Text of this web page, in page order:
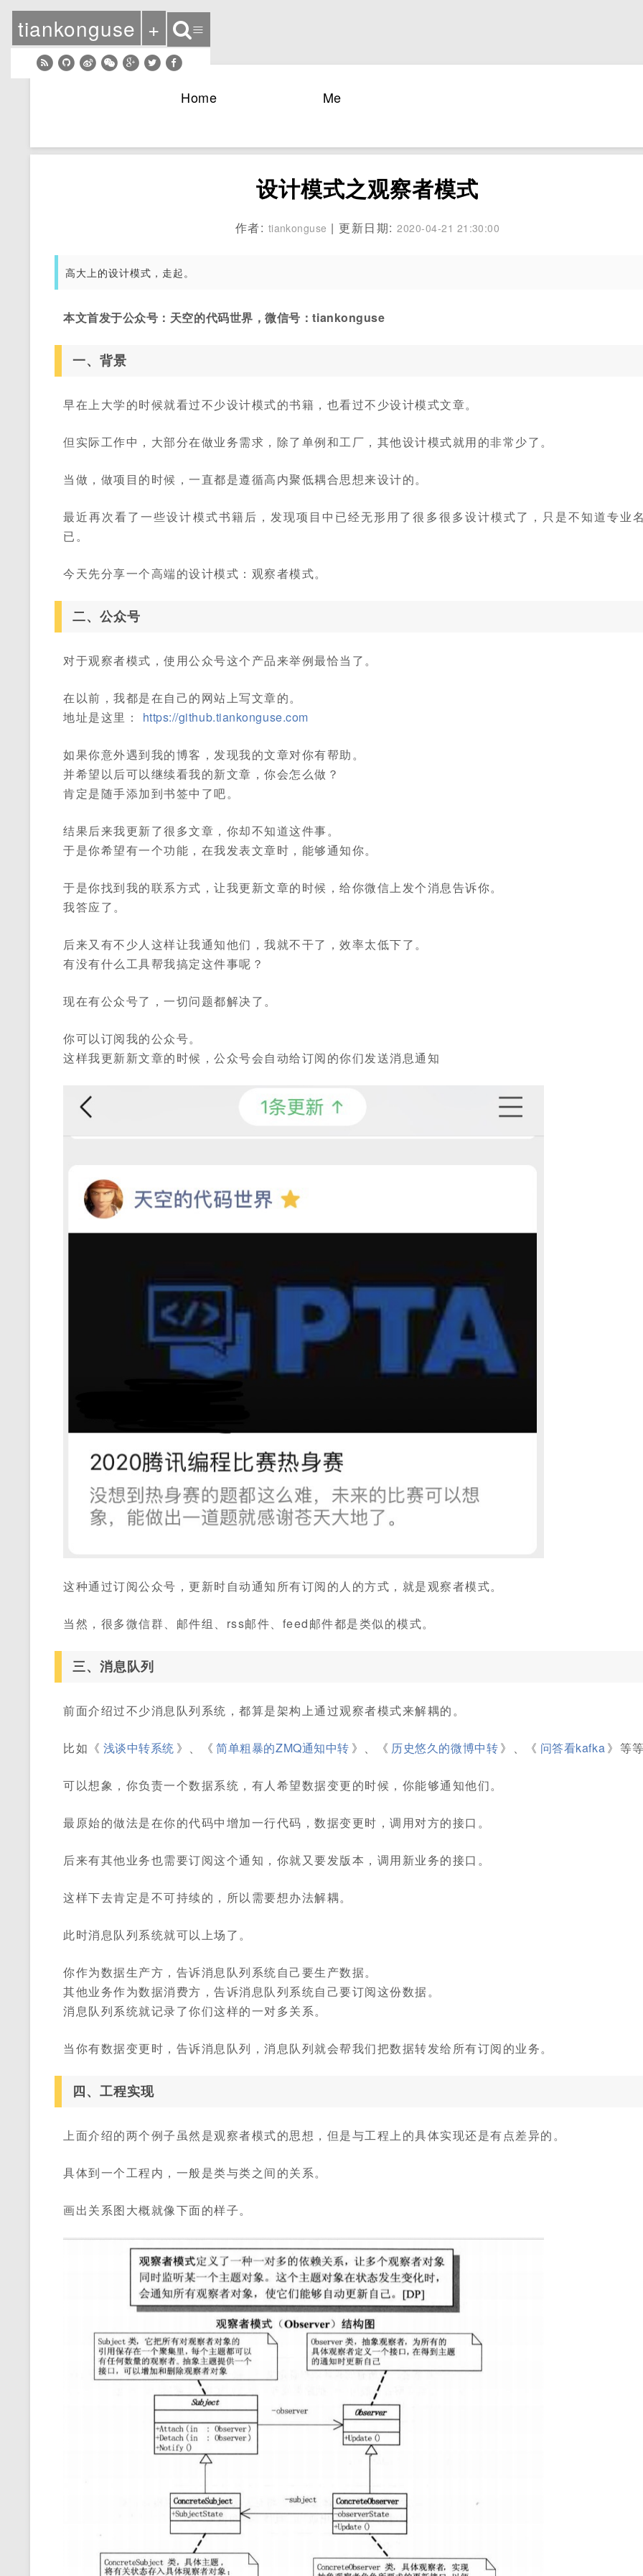
Home Me
设计模式之观察者模式
作者: tiankonguse | 更新日期:2020-04-21 21:30:00
高大上的设计模式，走起。
本文首发于公众号：天空的代码世界，微信号：tiankonguse
一、背景
早在上大学的时候就看过不少设计模式的书籍，也看过不少设计模式文章。
但实际工作中，大部分在做业务需求，除了单例和工厂，其他设计模式就用的非常少了。
当做，做项目的时候，一直都是遵循高内聚低耦合思想来设计的。
最近再次看了一些设计模式书籍后，发现项目中已经无形用了很多很多设计模式了，只是不知道专业
已。
今天先分享一个高端的设计模式：观察者模式。
二、公众号
对于观察者模式，使用公众号这个产品来举例最恰当了。
在以前，我都是在自己的网站上写文章的。
地址是这里： https://github.tiankonguse.com
如果你意外遇到我的博客，发现我的文章对你有帮助。
并希望以后可以继续看我的新文章，你会怎么做？
肯定是随手添加到书签中了吧。
结果后来我更新了很多文章，你却不知道这件事。
于是你希望有一个功能，在我发表文章时，能够通知你。
于是你找到我的联系方式，让我更新文章的时候，给你微信上发个消息告诉你。
我答应了。
后来又有不少人这样让我通知他们，我就不干了，效率太低下了。
有没有什么工具帮我搞定这件事呢？
现在有公众号了，一切问题都解决了。
你可以订阅我的公众号。
这样我更新新文章的时候，公众号会自动给订阅的你们发送消息通知
这种通过订阅公众号，更新时自动通知所有订阅的人的方式，就是观察者模式。
当然，很多微信群、邮件组、rss邮件、feed邮件都是类似的模式。
三、消息队列
前面介绍过不少消息队列系统，都算是架构上通过观察者模式来解耦的。
比如《 浅谈中转系统 》、《 简单粗暴的ZMQ通知中转 》、《 历史悠久的微博中转》、《 问答看kafka》等
可以想象，你负责一个数据系统，有人希望数据变更的时候，你能够通知他们。
最原始的做法是在你的代码中增加一行代码，数据变更时，调用对方的接口。
后来有其他业务也需要订阅这个通知，你就又要发版本，调用新业务的接口。
这样下去肯定是不可持续的，所以需要想办法解耦。
此时消息队列系统就可以上场了。
你作为数据生产方，告诉消息队列系统自己要生产数据。
其他业务作为数据消费方，告诉消息队列系统自己要订阅这份数据。
消息队列系统就记录了你们这样的一对多关系。
当你有数据变更时，告诉消息队列，消息队列就会帮我们把数据转发给所有订阅的业务。
四、工程实现
上面介绍的两个例子虽然是观察者模式的思想，但是与工程上的具体实现还是有点差异的。
具体到一个工程内，一般是类与类之间的关系。
画出关系图大概就像下面的样子。
tiankonguse + ≡